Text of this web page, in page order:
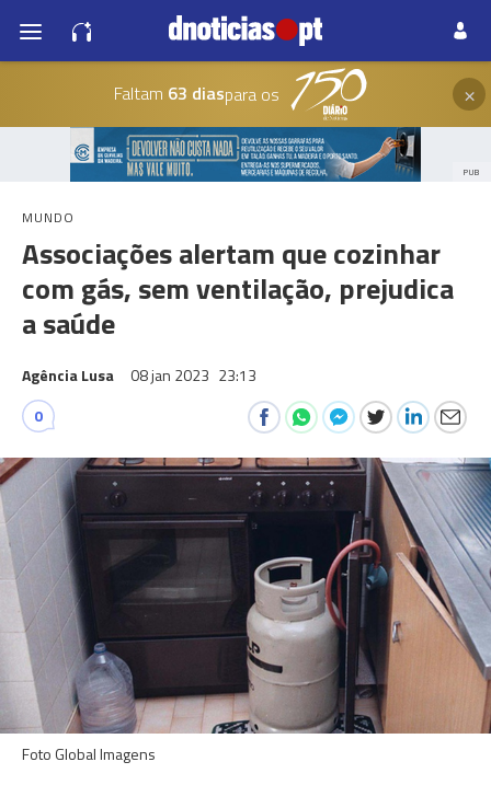
Faltam 63 diaspara os ×
PUB
MUNDO
Associações alertam que cozinhar
com gás, sem ventilação, prejudica
a saúde
Agência Lusa 08 jan 2023 23:13
0
Foto Global Imagens